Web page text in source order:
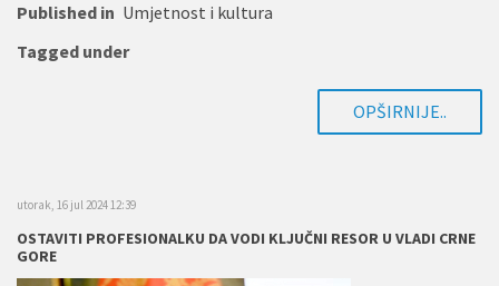
Published in Umjetnost i kultura
Tagged under
OPŠIRNIJE..
utorak, 16 jul 2024 12:39
OSTAVITI PROFESIONALKU DA VODI KLJUČNI RESOR U VLADI CRNE
GORE